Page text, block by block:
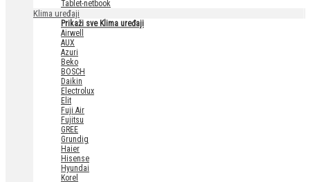
Tablet-netbook
Klima uređaji
Prikaži sve Klima uređaji
Airwell
AUX
Azuri
Beko
BOSCH
Daikin
Electrolux
Elit
Fuji Air
Fujitsu
GREE
Grundig
Haier
Hisense
Hyundai
Korel